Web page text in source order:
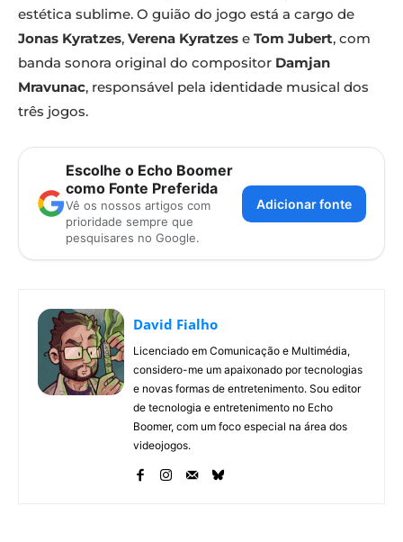
estética sublime. O guião do jogo está a cargo de
Jonas Kyratzes, Verena Kyratzes e Tom Jubert, com
banda sonora original do compositor Damjan
Mravunac, responsável pela identidade musical dos
três jogos.
Escolhe o Echo Boomer
como Fonte Preferida
Vê os nossos artigos com
prioridade sempre que
pesquisares no Google.
Adicionar fonte
David Fialho
Licenciado em Comunicação e Multimédia,
considero-me um apaixonado por tecnologias
e novas formas de entretenimento. Sou editor
de tecnologia e entretenimento no Echo
Boomer, com um foco especial na área dos
videojogos.